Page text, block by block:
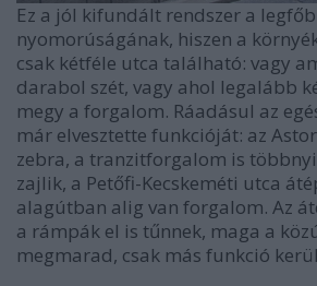
Ez a jól kifundált rendszer a
nyomorúságának, hiszen a
csak kétféle utca található: vagy
darabol szét, vagy ahol legalább
megy a forgalom. Ráadásul az
már elvesztette funkcióját: az
zebra, a tranzitforgalom is
zajlik, a Petőfi-Kecskeméti utca
alagútban alig van forgalom. Az
a rámpák el is tűnnek, maga a
megmarad, csak más funkció